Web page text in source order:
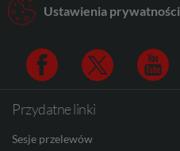
Ustawienia prywatności
Facebook
Przydatne linki
Sesje przelewów